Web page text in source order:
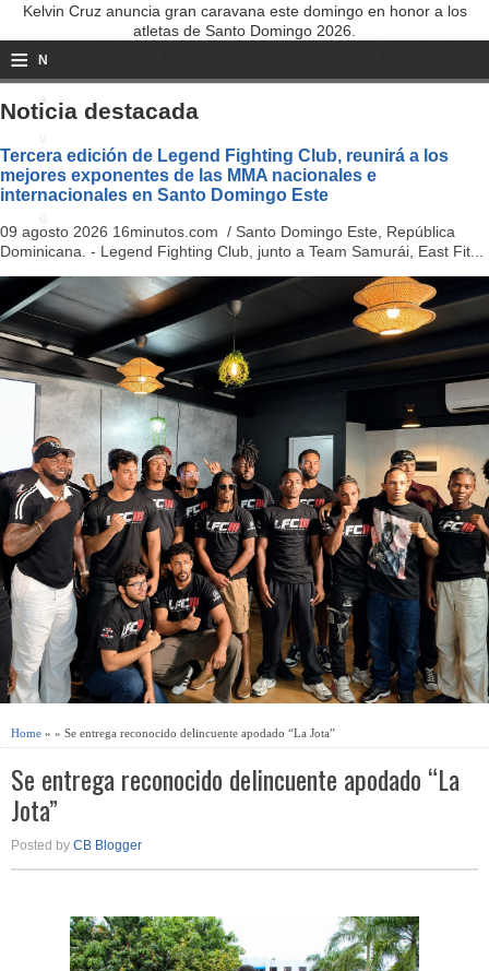
Kelvin Cruz anuncia gran caravana este domingo en honor a los
atletas de Santo Domingo 2026.
≡ N
a
i
a
ti
o
n
Noticia destacada
Tercera edición de Legend Fighting Club, reunirá a los
mejores exponentes de las MMA nacionales e
internacionales en Santo Domingo Este
09 agosto 2026 16minutos.com / Santo Domingo Este, República
Dominicana. - Legend Fighting Club, junto a Team Samurái, East Fit...
Home » » Se entrega reconocido delincuente apodado “La Jota”
Se entrega reconocido delincuente apodado “La
Jota”
Posted by CB Blogger